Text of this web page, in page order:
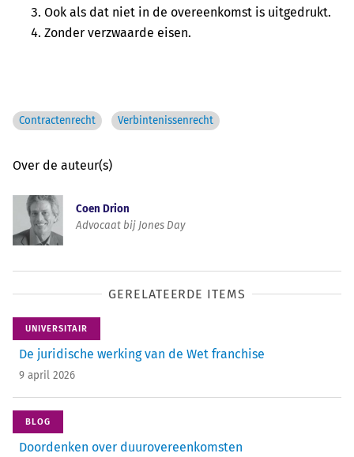
Ook als dat niet in de overeenkomst is uitgedrukt.
Zonder verzwaarde eisen.
Contractenrecht Verbintenissenrecht
Over de auteur(s)
Coen Drion
Advocaat bij Jones Day
GERELATEERDE ITEMS
UNIVERSITAIR
De juridische werking van de Wet franchise
9 april 2026
BLOG
Doordenken over duurovereenkomsten